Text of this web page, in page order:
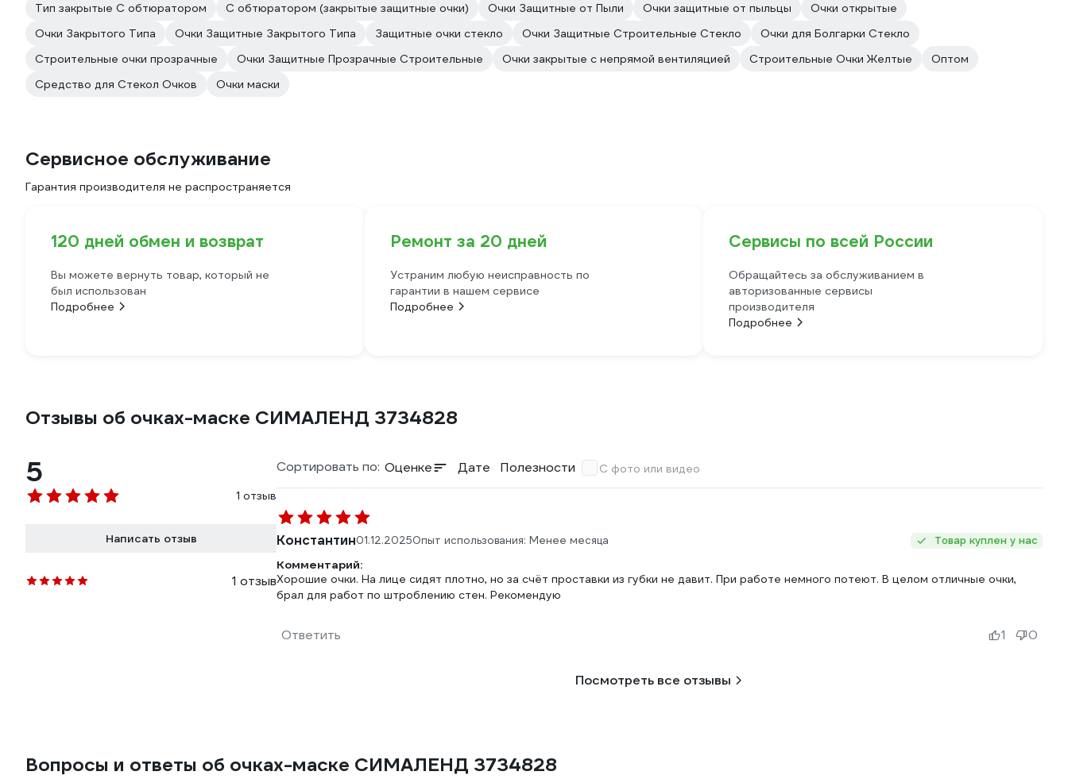
Тип закрытые С обтюратором
С обтюратором (закрытые защитные очки) Очки Защитные от Пыли Очки защитные от пыльцы
Очки открытые
Очки Закрытого Типа
Очки Защитные Закрытого Типа Защитные очки стекло Очки Защитные Строительные Стекло
Очки для Болгарки Стекло
Строительные очки прозрачные
Очки Защитные Прозрачные Строительные Очки закрытые с непрямой вентиляцией Строительные Очки Желтые
Оптом
Средство для Стекол Очков
Очки маски
Сервисное обслуживание
Гарантия производителя не распространяется
120 дней обмен и возврат
Вы можете вернуть товар, который не
был использован
Подробнее
Ремонт за 20 дней
Устраним любую неисправность по
гарантии в нашем сервисе
Подробнее
Сервисы по всей России
Обращайтесь за обслуживанием в
авторизованные сервисы
производителя
Подробнее
Отзывы об очках-маске СИМАЛЕНД 3734828
5
1 отзыв
Написать отзыв
1 отзыв
Сортировать по: Оценке Дате Полезности С фото или видео
Константин01.12.2025Опыт использования: Менее месяца Товар куплен у нас
Комментарий:
Хорошие очки. На лице сидят плотно, но за счёт проставки из губки не давит. При работе немного потеют. В целом отличные очки,
брал для работ по штроблению стен. Рекомендую
Ответить 1 0
Посмотреть все отзывы
Вопросы и ответы об очках-маске СИМАЛЕНД 3734828